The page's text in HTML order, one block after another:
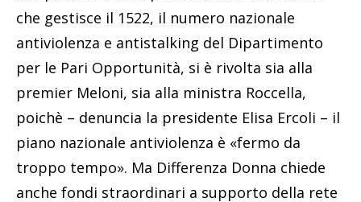
che gestisce il 1522, il numero nazionale
antiviolenza e antistalking del Dipartimento
per le Pari Opportunità, si è rivolta sia alla
premier Meloni, sia alla ministra Roccella,
poichè – denuncia la presidente Elisa Ercoli – il
piano nazionale antiviolenza è «fermo da
troppo tempo». Ma Differenza Donna chiede
anche fondi straordinari a supporto della rete